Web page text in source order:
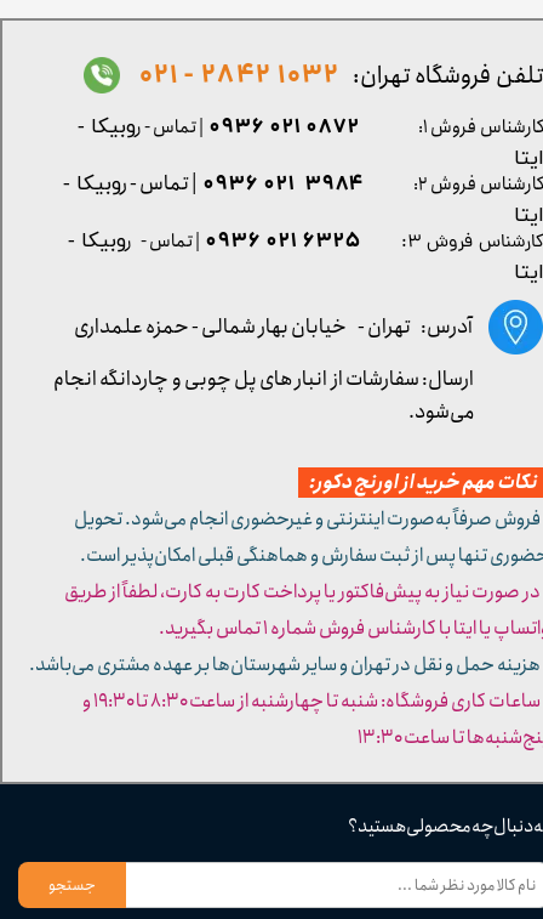
دنبال چه محصولی هستید؟
جستجو
کارشناس فروش ۳: ۶۳۲۵ ۰۲۱ ۰۹۳۶ | تماس - روبیکا -
ایتا
آدرس: تهران - خیابان بهار شمالی - حمزه علمداری
تلفن فروشگاه تهران: 1032 2842 - 021
مهم خرید از اورنج دکور:
صرفاً به‌صورت اینترنتی و غیرحضوری انجام می‌شود. تحویل
تنها پس از ثبت سفارش و هماهنگی قبلی امکان‌پذیر است.
صورت نیاز به پیش‌فاکتور یا پرداخت کارت به کارت، لطفاً از طریق
یا ایتا با کارشناس فروش شماره ۱ تماس بگیرید.
حمل و نقل در تهران و سایر شهرستان‌ها بر عهده مشتری می‌باشد.
- ساعات کاری فروشگاه: شنبه تا چهارشنبه از ساعت ۸:۳۰ تا ۱۹:۳۰ و
تا ساعت ۱۳:۳۰​​​​​​​
کارشناس فروش ۱: 0872 021 0936 | تماس - روبیکا -
ایتا
کارشناس فروش ۲:
۳۹۸۴ ۰۲۱ ۰۹۳۶ | تماس - روبیکا -
ایتا
ارسال: سفارشات از انبار های پل چوبی و چاردانگه انجام
می‌شود.